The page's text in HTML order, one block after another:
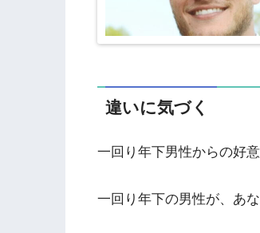
違いに気づく
一回り年下男性からの好
一回り年下の男性が、あ